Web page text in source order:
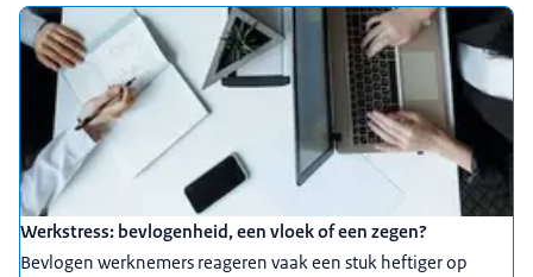
Werkstress: bevlogenheid, een vloek of een zegen?
Bevlogen werknemers reageren vaak een stuk heftiger op